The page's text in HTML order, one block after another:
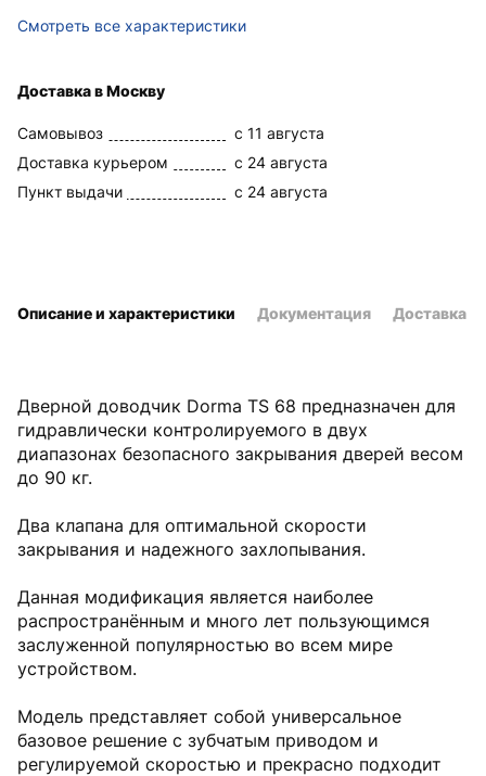
Смотреть все характеристики
Доставка в Москву
Самовывоз
c 11 августа
Доставка курьером
c 24 августа
Пункт выдачи
c 24 августа
Дверной доводчик Dorma TS 68 предназначен для
гидравлически контролируемого в двух
диапазонах безопасного закрывания дверей весом
до 90 кг.
Два клапана для оптимальной скорости
закрывания и надежного захлопывания.
Данная модификация является наиболее
распространённым и много лет пользующимся
заслуженной популярностью во всем мире
устройством.
Модель представляет собой универсальное
базовое решение с зубчатым приводом и
регулируемой скоростью и прекрасно подходит
Описание и характеристики Документация Доставка и